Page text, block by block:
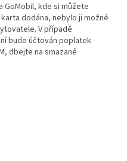
GoMobil, kde si můžete
dodána, nebylo ji možné
V případě
bude účtován poplatek
dbejte na smazané